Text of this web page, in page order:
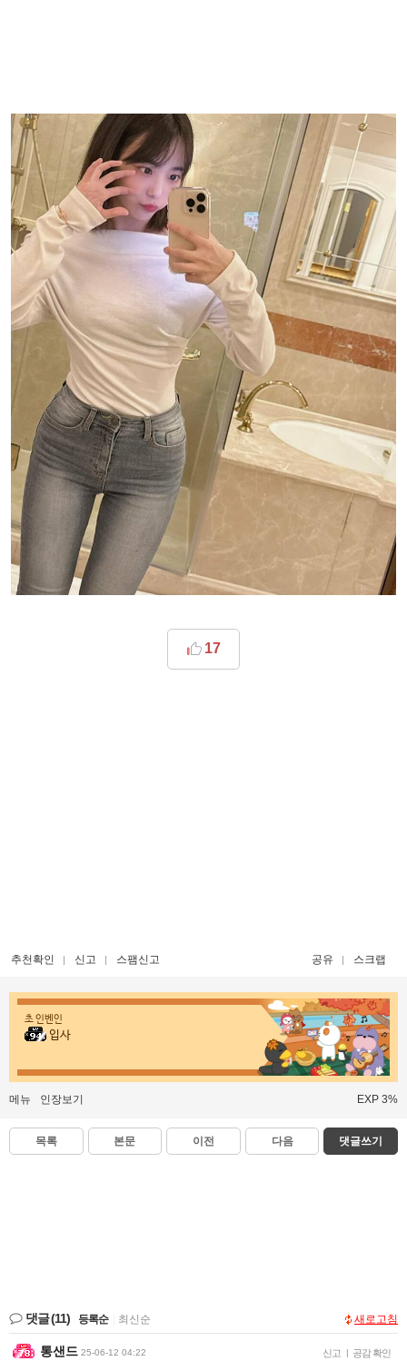
17
추천확인 신고 스팸신고 공유 스크랩
초 인벤인
입사
메뉴 인장보기 EXP 3%
목록 본문 이전 다음 댓글쓰기
댓글(11) 등록순 최신순 새로고침
통샌드 25-06-12 04:22 신고 | 공감 확인